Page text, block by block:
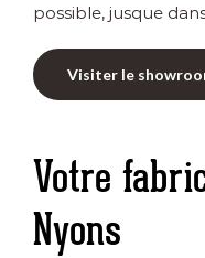
possible, jusque
Visiter le
Votre
Nyons